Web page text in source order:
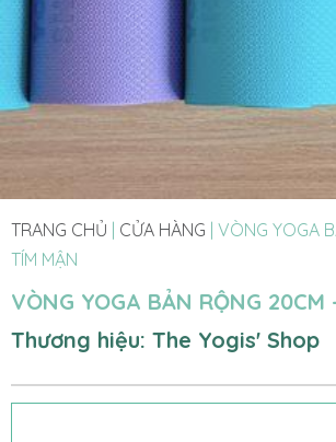
TRANG CHỦ CỬA HÀNG VÒNG YOGA
TÍM MẬN
VÒNG YOGA BẢN RỘNG 20CM
Thương hiệu: The Yogis' Shop